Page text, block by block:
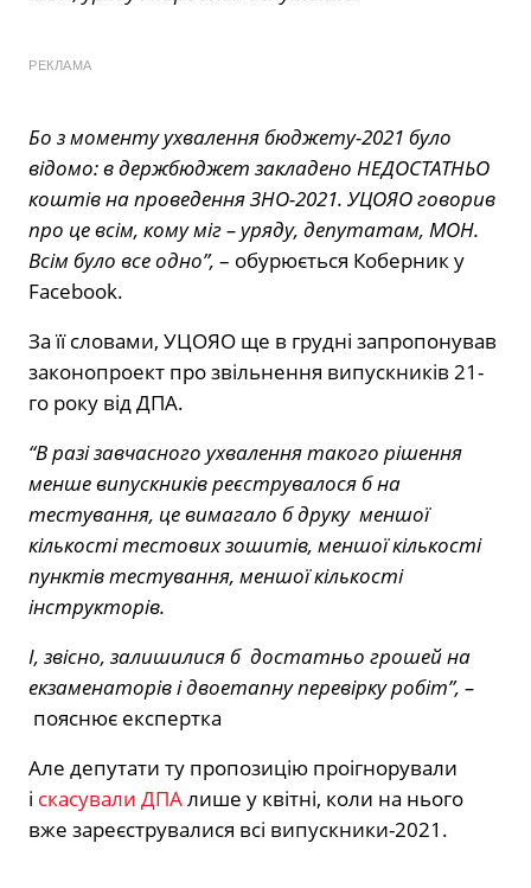
РЕКЛАМА
Бо з моменту ухвалення бюджету-2021 було
відомо: в держбюджет закладено НЕДОСТАТНЬО
коштів на проведення ЗНО-2021. УЦОЯО говорив
про це всім, кому міг – уряду, депутатам, МОН.
Всім було все одно”, – обурюється Коберник у
Facebook.
За її словами, УЦОЯО ще в грудні запропонував
законопроект про звільнення випускників 21-
го року від ДПА.
“В разі завчасного ухвалення такого рішення
менше випускників реєструвалося б на
тестування, це вимагало б друку меншої
кількості тестових зошитів, меншої кількості
пунктів тестування, меншої кількості
інструкторів.
І, звісно, залишилися б достатньо грошей на
екзаменаторів і двоетапну перевірку робіт”, –
пояснює експертка
Але депутати ту пропозицію проігнорували
і скасували ДПАлише у квітні, коли на нього
вже зареєструвалися всі випускники-2021.